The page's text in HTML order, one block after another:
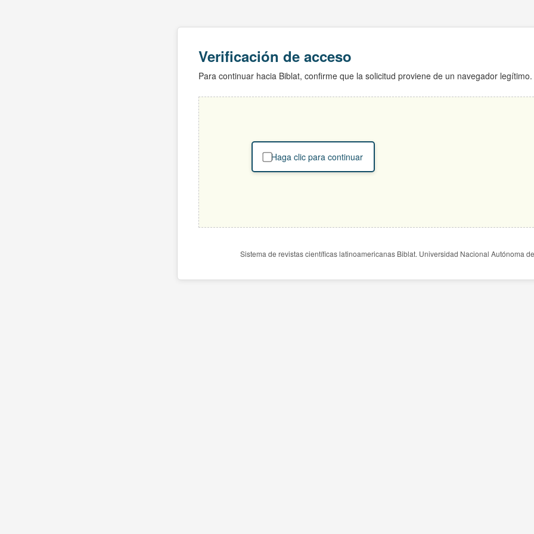
Verificación de acceso
Para continuar hacia Biblat, confirme que la solicitud proviene de un navegador legítimo.
Haga clic para continuar
Sistema de revistas científicas latinoamericanas Biblat. Universidad Nacional Autónoma